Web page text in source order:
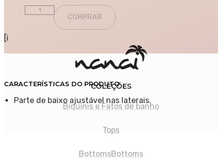
Quantity
COMPRAR
CARACTERÍSTICAS DO PRODUTO
Parte de baixo ajustável nas laterais.
[i
COLEÇÕES
Biquinis e Fatos de banho
Tops
BottomsBottoms